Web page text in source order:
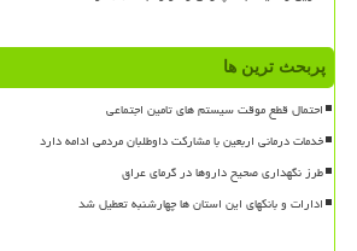
پربحث ترین ها
احتمال قطع موقت سیستم های تامین اجتماعی
خدمات درمانی اربعین با مشارکت داوطلبان مردمی ادامه دارد
طرز نگهداری صحیح داروها در گرمای عراق
ادارات و بانکهای این استان ها چهارشنبه تعطیل شد